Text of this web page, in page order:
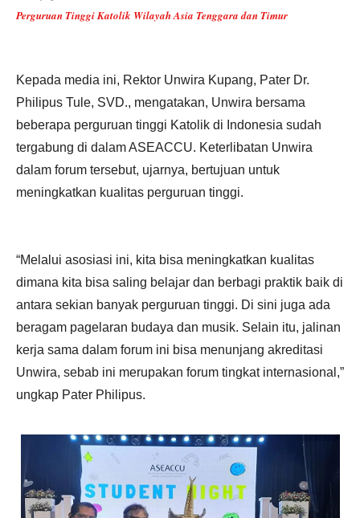
Perguruan Tinggi Katolik Wilayah Asia Tenggara dan Timur
Kepada media ini, Rektor Unwira Kupang, Pater Dr.
Philipus Tule, SVD., mengatakan, Unwira bersama
beberapa perguruan tinggi Katolik di Indonesia sudah
tergabung di dalam ASEACCU. Keterlibatan Unwira
dalam forum tersebut, ujarnya, bertujuan untuk
meningkatkan kualitas perguruan tinggi.
“Melalui asosiasi ini, kita bisa meningkatkan kualitas
dimana kita bisa saling belajar dan berbagi praktik baik di
antara sekian banyak perguruan tinggi. Di sini juga ada
beragam pagelaran budaya dan musik. Selain itu, jalinan
kerja sama dalam forum ini bisa menunjang akreditasi
Unwira, sebab ini merupakan forum tingkat internasional,”
ungkap Pater Philipus.